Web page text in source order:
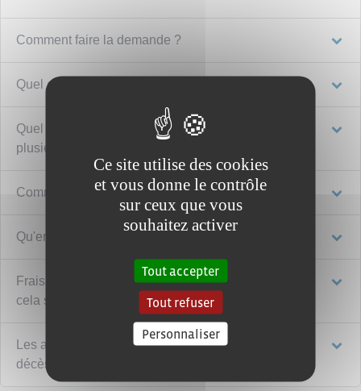
Comment faire la demande ?
Quel est le montant de la rente ?
Quel est le plafond total de la rente si vous êtes
plusieurs ayants-droit ?
Comment s'effectue le paiement de la rente ?
Qu'en est-il de la fiscalité ?
Frais funéraires et de transport du corps : comment
cela se passe ?
Les ayants-droit peuvent-ils percevoir un capital
décès en plus de la rente ?
Ce site utilise des cookies
et vous donne le contrôle
sur ceux que vous
souhaitez activer
Tout accepter
Tout refuser
Personnaliser